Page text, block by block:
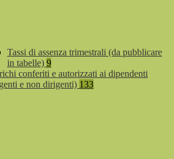
Tassi di assenza trimestrali (da pubblicare
in tabelle) 9
conferiti e autorizzati ai dipendenti
e non dirigenti) 133